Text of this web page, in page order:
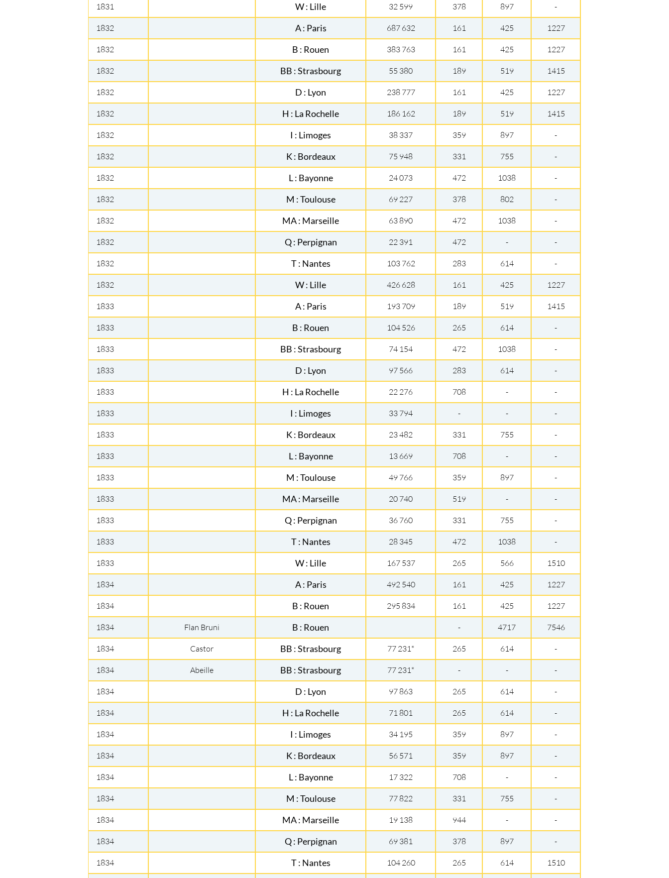
1831 W : Lille 32 599 378 897 -
1832 A : Paris 687 632 161 425 1227
1832 B : Rouen 383 763 161 425 1227
1832 BB : Strasbourg 55 380 189 519 1415
1832 D : Lyon 238 777 161 425 1227
1832 H : La Rochelle 186 162 189 519 1415
1832 I : Limoges 38 337 359 897 -
1832 K : Bordeaux 75 948 331 755 -
1832 L : Bayonne 24 073 472 1038 -
1832 M : Toulouse 69 227 378 802 -
1832 MA : Marseille 63 890 472 1038 -
1832 Q : Perpignan 22 391 472 - -
1832 T : Nantes 103 762 283 614 -
1832 W : Lille 426 628 161 425 1227
1833 A : Paris 193 709 189 519 1415
1833 B : Rouen 104 526 265 614 -
1833 BB : Strasbourg 74 154 472 1038 -
1833 D : Lyon 97 566 283 614 -
1833 H : La Rochelle 22 276 708 - -
1833 I : Limoges 33 794 - - -
1833 K : Bordeaux 23 482 331 755 -
1833 L : Bayonne 13 669 708 - -
1833 M : Toulouse 49 766 359 897 -
1833 MA : Marseille 20 740 519 - -
1833 Q : Perpignan 36 760 331 755 -
1833 T : Nantes 28 345 472 1038 -
1833 W : Lille 167 537 265 566 1510
1834 A : Paris 492 540 161 425 1227
1834 B : Rouen 295 834 161 425 1227
1834 Flan Bruni B : Rouen - 4717 7546
1834 Castor BB : Strasbourg 77 231* 265 614 -
1834 Abeille BB : Strasbourg 77 231* - - -
1834 D : Lyon 97 863 265 614 -
1834 H : La Rochelle 71 801 265 614 -
1834 I : Limoges 34 195 359 897 -
1834 K : Bordeaux 56 571 359 897 -
1834 L : Bayonne 17 322 708 - -
1834 M : Toulouse 77 822 331 755 -
1834 MA : Marseille 19 138 944 - -
1834 Q : Perpignan 69 381 378 897 -
1834 T : Nantes 104 260 265 614 1510